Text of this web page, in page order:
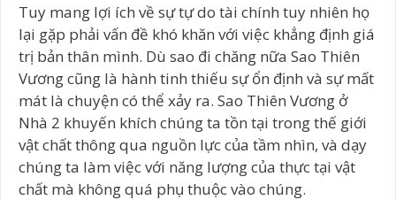
Tuy mang lợi ích về sự tự do tài chính tuy nhiên họ
lại gặp phải vấn đề khó khăn với việc khẳng định giá
trị bản thân mình. Dù sao đi chăng nữa Sao Thiên
Vương cũng là hành tinh thiếu sự ổn định và sự mất
mát là chuyện có thể xảy ra. Sao Thiên Vương ở
Nhà 2 khuyến khích chúng ta tồn tại trong thế giới
vật chất thông qua nguồn lực của tầm nhìn, và dạy
chúng ta làm việc với năng lượng của thực tại vật
chất mà không quá phụ thuộc vào chúng.